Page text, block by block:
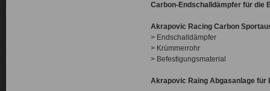
Carbon-Endschalldämpfer für die
Akrapovic Racing Carbon
> Endschalldämpfer
> Krümmerrohr
> Befestigungsmaterial
Akrapovic Raing Abgasanlage für